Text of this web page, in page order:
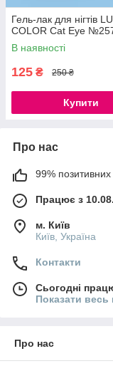
Гель-лак для нігтів
COLOR Cat Eye
В наявності
125 ₴ 250 ₴
Купити
Про нас
99% позитивних
Працює з
м. Київ
Київ, Україна
Контакти
Сьогодні
Показати весь
Про нас